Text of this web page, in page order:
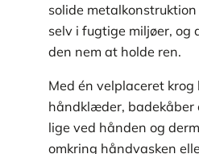
solide
selv i fugtige miljøer, og
den nem at holde ren.
Med én velplaceret krog
håndklæder, badekåber
lige ved hånden og
omkring håndvasken